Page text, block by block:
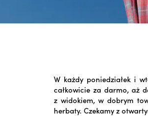
W każdy poniedziałek i
całkowicie za darmo, aż
z widokiem, w dobrym
herbaty. Czekamy z